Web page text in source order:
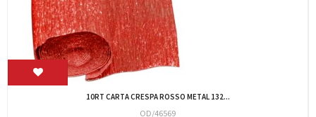
10RT CARTA CRESPA ROSSO METAL 132...
OD/46569